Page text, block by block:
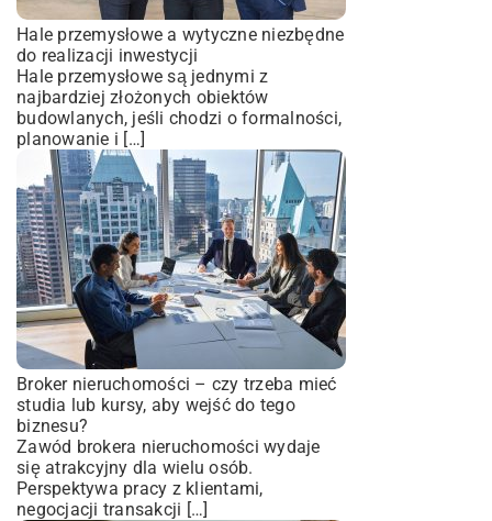
Hale przemysłowe a wytyczne niezbędne
do realizacji inwestycji
Hale przemysłowe są jednymi z
najbardziej złożonych obiektów
budowlanych, jeśli chodzi o formalności,
planowanie i […]
Broker nieruchomości – czy trzeba mieć
studia lub kursy, aby wejść do tego
biznesu?
Zawód brokera nieruchomości wydaje
się atrakcyjny dla wielu osób.
Perspektywa pracy z klientami,
negocjacji transakcji […]